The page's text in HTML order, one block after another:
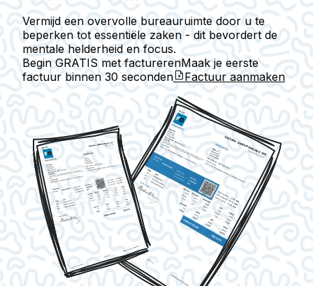
Vermijd een overvolle bureauruimte door u te
beperken tot essentiële zaken - dit bevordert de
mentale helderheid en focus.
Begin GRATIS met facturerenMaak je eerste
factuur binnen 30 seconden Factuur aanmaken